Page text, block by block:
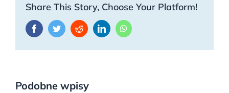
Share This Story, Choose Your Platform!
FacebookTwitterRedditLinkedInWhatsApp
Podobne wpisy